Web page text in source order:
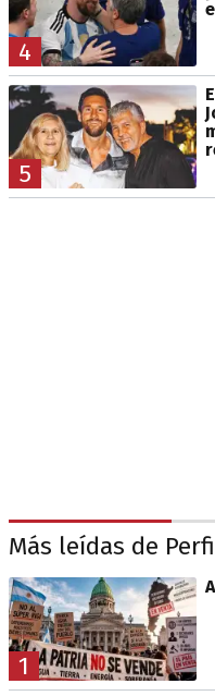
4
5
Más leídas de
1